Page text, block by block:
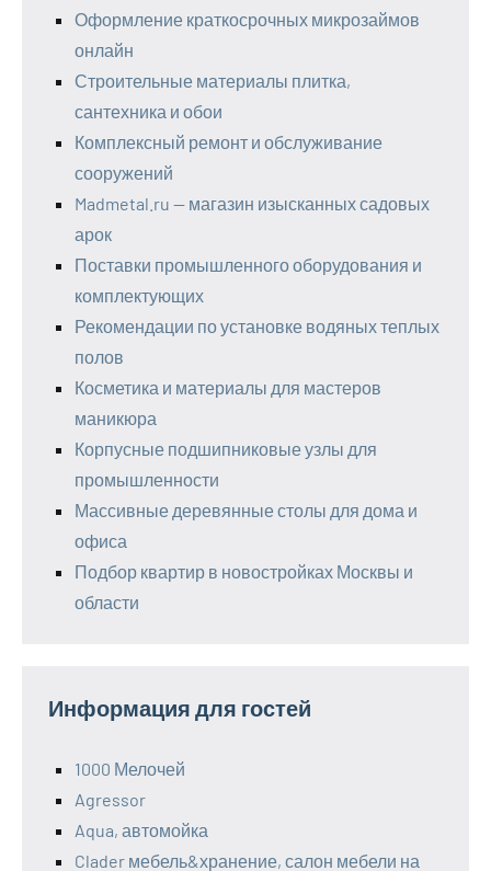
Оформление краткосрочных микрозаймов
онлайн
Строительные материалы плитка,
сантехника и обои
Комплексный ремонт и обслуживание
сооружений
Madmetal.ru — магазин изысканных садовых
арок
Поставки промышленного оборудования и
комплектующих
Рекомендации по установке водяных теплых
полов
Косметика и материалы для мастеров
маникюра
Корпусные подшипниковые узлы для
промышленности
Массивные деревянные столы для дома и
офиса
Подбор квартир в новостройках Москвы и
области
Информация для гостей
1000 Мелочей
Agressor
Aqua, автомойка
Clader мебель&хранение, салон мебели на